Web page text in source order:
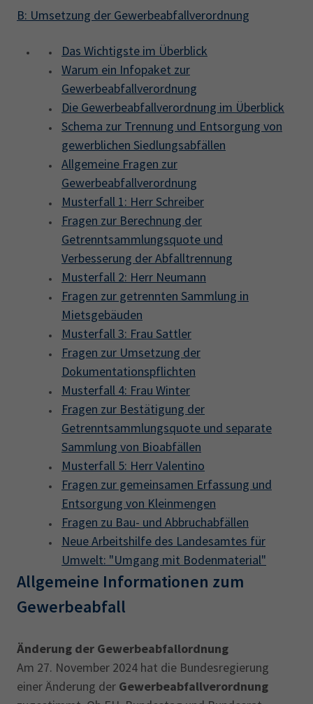
B: Umsetzung der Gewerbeabfallverordnung
Das Wichtigste im Überblick
Warum ein Infopaket zur
Gewerbeabfallverordnung
Die Gewerbeabfallverordnung im Überblick
Schema zur Trennung und Entsorgung von
gewerblichen Siedlungsabfällen
Allgemeine Fragen zur
Gewerbeabfallverordnung
Musterfall 1: Herr Schreiber
Fragen zur Berechnung der
Getrenntsammlungsquote und
Verbesserung der Abfalltrennung
Musterfall 2: Herr Neumann
Fragen zur getrennten Sammlung in
Mietsgebäuden
Musterfall 3: Frau Sattler
Fragen zur Umsetzung der
Dokumentationspflichten
Musterfall 4: Frau Winter
Fragen zur Bestätigung der
Getrenntsammlungsquote und separate
Sammlung von Bioabfällen
Musterfall 5: Herr Valentino
Fragen zur gemeinsamen Erfassung und
Entsorgung von Kleinmengen
Fragen zu Bau- und Abbruchabfällen
Neue Arbeitshilfe des Landesamtes für
Umwelt: "Umgang mit Bodenmaterial"
Allgemeine Informationen zum
Gewerbeabfall
Änderung der Gewerbeabfallordnung
Am 27. November 2024 hat die Bundesregierung
einer Änderung der Gewerbeabfallverordnung